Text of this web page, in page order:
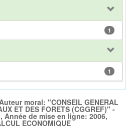
1
1
moral: "CONSEIL GENERAL
ET DES FORETS (CGGREF)" -
Année de mise en ligne: 2006,
ECONOMIQUE